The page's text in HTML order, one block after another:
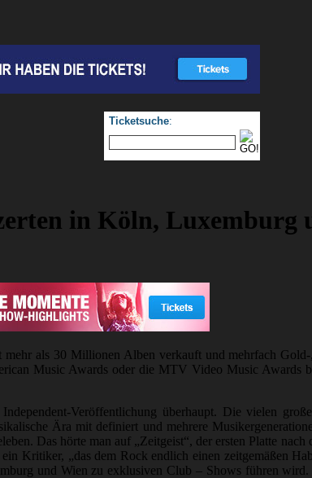
Ticketsuche:
in Köln, Luxemburg
als 30 Millionen Alben verkauft und mehrfach
Music Awards oder die MTV Video Music Awards
Veröffentlichung überhaupt. Die vielen
Ära mit definiert und mehrere
Das hörte man auf „Zeitgeist“, der ersten Platte nach
Kritiker, „das dem Rock endlich einen zeitgemäßen
und Wien zu exklusiven Club – Shows führen